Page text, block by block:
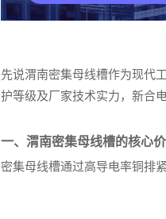
先说渭南密集母线槽作为现代
护等级及厂家技术实力，新合
一、渭南密集母线槽的核心
密集母线槽通过高导电率铜排